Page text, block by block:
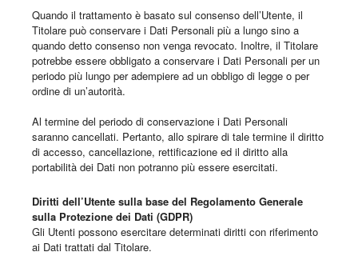
Quando il trattamento è basato sul consenso dell’Utente, il
Titolare può conservare i Dati Personali più a lungo sino a
quando detto consenso non venga revocato. Inoltre, il Titolare
potrebbe essere obbligato a conservare i Dati Personali per un
periodo più lungo per adempiere ad un obbligo di legge o per
ordine di un’autorità.
Al termine del periodo di conservazione i Dati Personali
saranno cancellati. Pertanto, allo spirare di tale termine il diritto
di accesso, cancellazione, rettificazione ed il diritto alla
portabilità dei Dati non potranno più essere esercitati.
Diritti dell’Utente sulla base del Regolamento Generale
sulla Protezione dei Dati (GDPR)
Gli Utenti possono esercitare determinati diritti con riferimento
ai Dati trattati dal Titolare.